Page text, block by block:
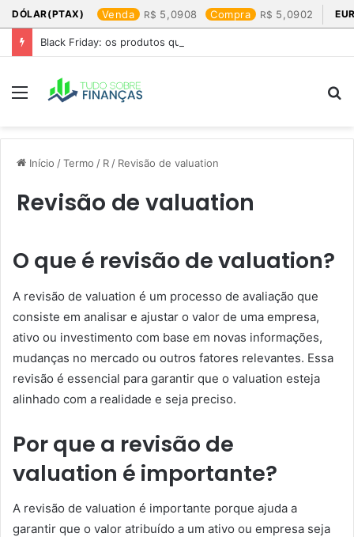
DÓLAR(PTAX) Venda 5,0908 Compra 5,0902
Black Friday: os produtos que mais valem a pena
Menu
Início /Termo / R / Revisão de valuation
Revisão de valuation
O que é revisão de valuation?
A revisão de valuation é um processo de avaliação que
consiste em analisar e ajustar o valor de uma empresa,
ativo ou investimento com base em novas informações,
mudanças no mercado ou outros fatores relevantes. Essa
revisão é essencial para garantir que o valuation esteja
alinhado com a realidade e seja preciso.
Por que a revisão de
valuation é importante?
A revisão de valuation é importante porque ajuda a
garantir que o valor atribuído a um ativo ou empresa seja